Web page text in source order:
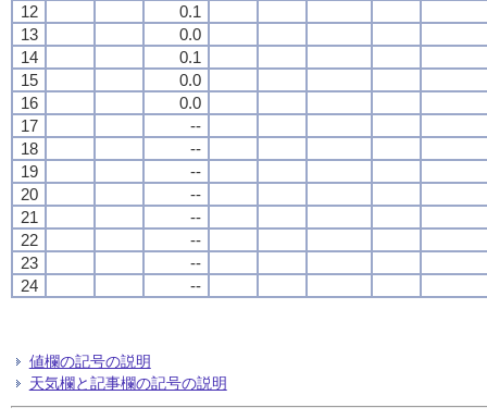
12
0.1
13
0.0
14
0.1
15
0.0
16
0.0
17
--
18
--
19
--
20
--
21
--
22
--
23
--
24
--
値欄の記号の説明
天気欄と記事欄の記号の説明